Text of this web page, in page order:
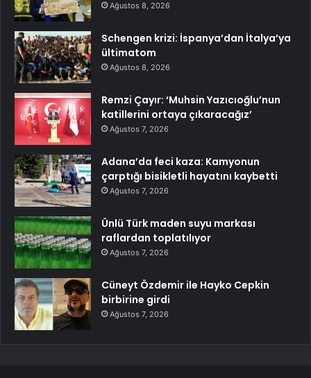
Ağustos 8, 2026
Schengen krizi: İspanya’dan İtalya’ya
ültimatom
Ağustos 8, 2026
Remzi Çayır: ‘Muhsin Yazıcıoğlu’nun
katillerini ortaya çıkaracağız’
Ağustos 7, 2026
Adana’da feci kaza: Kamyonun
çarptığı bisikletli hayatını kaybetti
Ağustos 7, 2026
Ünlü Türk maden suyu markası
raflardan toplatılıyor
Ağustos 7, 2026
Cüneyt Özdemir ile Hayko Cepkin
birbirine girdi
Ağustos 7, 2026